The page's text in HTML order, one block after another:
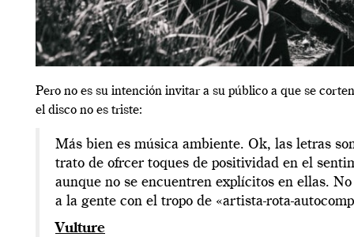
Pero no es su intención invitar a su público a que se
el disco no es triste:
Más bien es música ambiente. Ok, las letras
trato de ofrcer toques de positividad en el
aunque no se encuentren explícitos en ellas.
a la gente con el tropo de «artista-rota-
Vulture